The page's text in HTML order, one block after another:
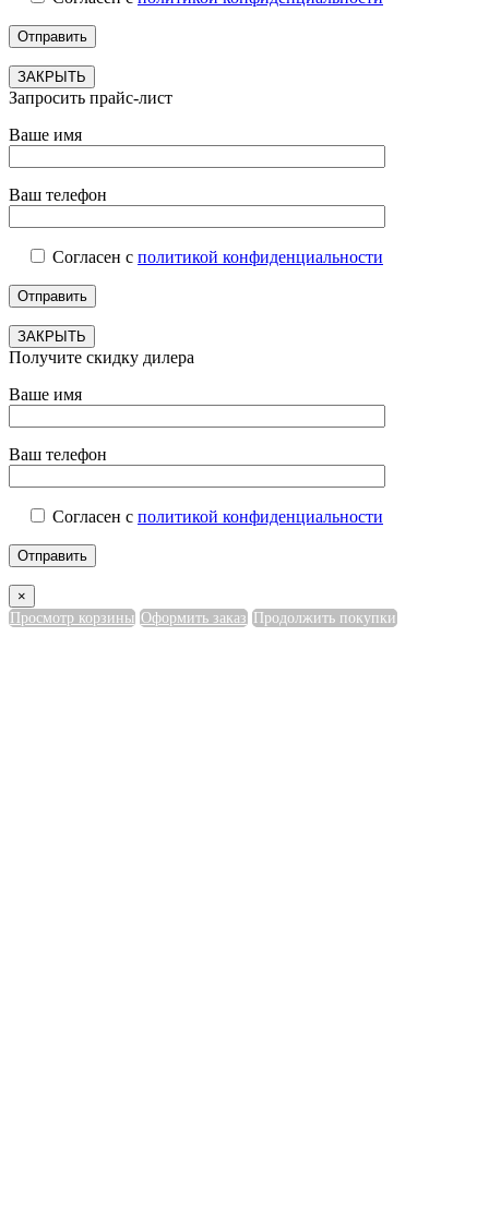
ЗАКРЫТЬ
Запросить прайс-лист
Ваше имя
Ваш телефон
Согласен с политикой конфиденциальности
ЗАКРЫТЬ
Получите скидку дилера
Ваше имя
Ваш телефон
Согласен с политикой конфиденциальности
×
Просмотр корзины Оформить заказ Продолжить покупки